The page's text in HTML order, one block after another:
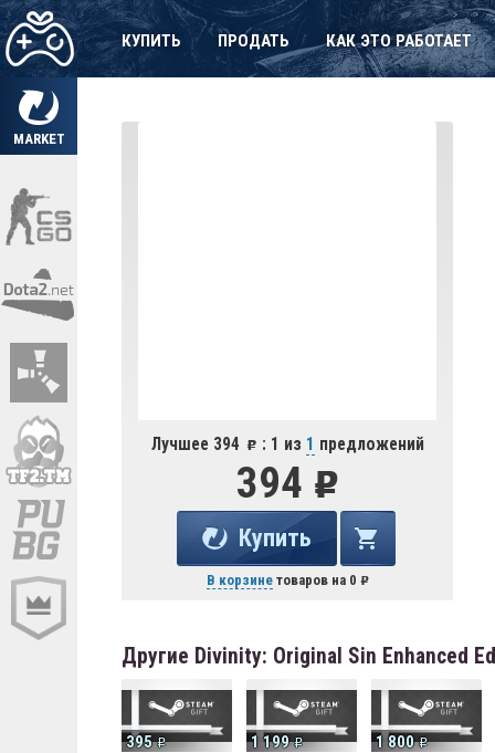
MARKET
КУПИТЬ ПРОДАТЬ КАК ЭТО РАБОТАЕТ
Лучшее 394 : 1 из 1 предложений
394
Купить
В корзинетоваров на 0
Другие Divinity: Original Sin Enhanced
395 1 199 1 800